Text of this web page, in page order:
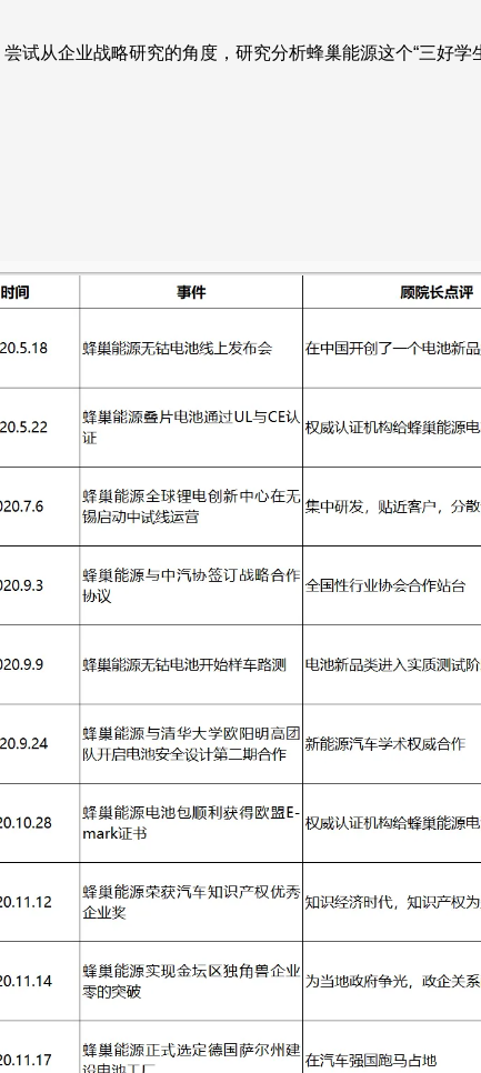
试从企业战略研究的角度，研究分析蜂巢能源这个“三好学